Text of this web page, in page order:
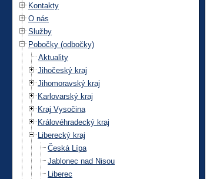
Kontakty
O nás
Služby
Pobočky (odbočky)
Aktuality
Jihočeský kraj
Jihomoravský kraj
Karlovarský kraj
Kraj Vysočina
Královéhradecký kraj
Liberecký kraj
Česká Lípa
Jablonec nad Nisou
Liberec